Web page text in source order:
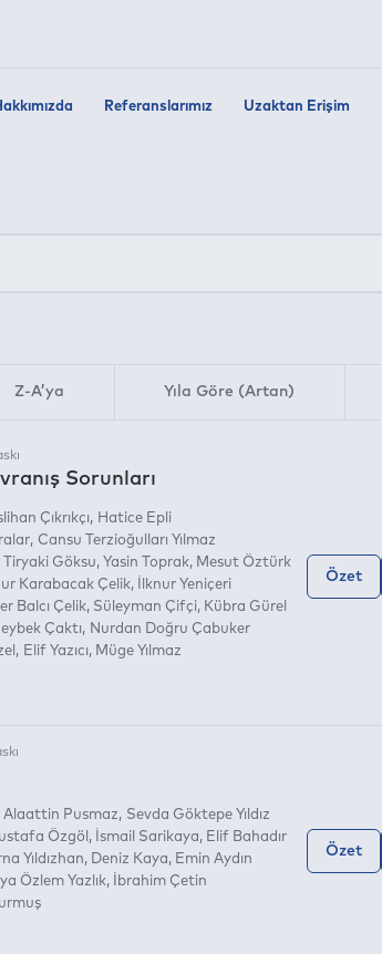
Referanslarımız Uzaktan Erişim
Z-A’ya Yıla Göre (Artan)
Sorunları
Çıkrıkçı
Hatice Epli
Cansu Terzioğulları Yılmaz
Tiryaki Göksu Yasin Toprak
Mesut Öztürk
Karabacak Çelik
İlknur Yeniçeri
Balcı Çelik Süleyman Çifçi
Kübra Gürel
Çaktı
Nurdan Doğru Çabuker
Elif Yazıcı Müge Yılmaz
Özet
Alaattin Pusmaz
Sevda Göktepe Yıldız
Özgöl İsmail Sarikaya
Elif Bahadır
Yıldızhan Deniz Kaya
Emin Aydın
Özlem Yazlık
İbrahim Çetin
Özet